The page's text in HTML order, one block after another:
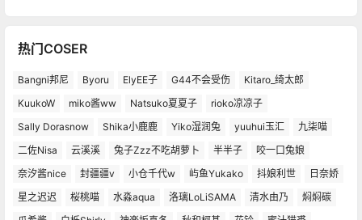
热门COSER
Bangni邦尼 Byoru ElyEE子 G44不会受伤
Kitaro_绮太郎
KuukoW
miko酱ww Natsuko夏夏子
rioko凉凉子
Sally Dorasnow
Shika小鹿鹿 Yiko湿润兔 yuuhui玉汇
九柒喵
二佐Nisa
云溪溪 兔子Zzz不吃胡萝卜 半半子
咬一口兔娘
奈汐酱nice
封疆疆v 小仓千代w 屿鱼Yukako 抖娘利世
日奈娇
星之迟迟
桜桃喵 水淼aqua 洛璃LoLiSAMA 清水由乃
焖焖碳